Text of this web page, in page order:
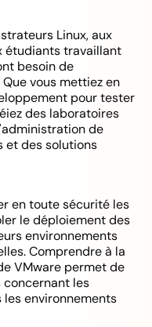
Linux, aux
étudiants travaillant
besoin de
vous mettiez en
pour tester
des laboratoires
de
et des solutions
en toute sécurité les
le déploiement des
environnements
Comprendre à la
VMware permet de
les
environnements